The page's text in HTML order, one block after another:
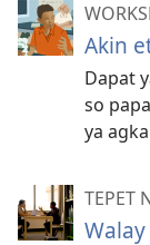
Akin
Dapat
so
ya
TEPET